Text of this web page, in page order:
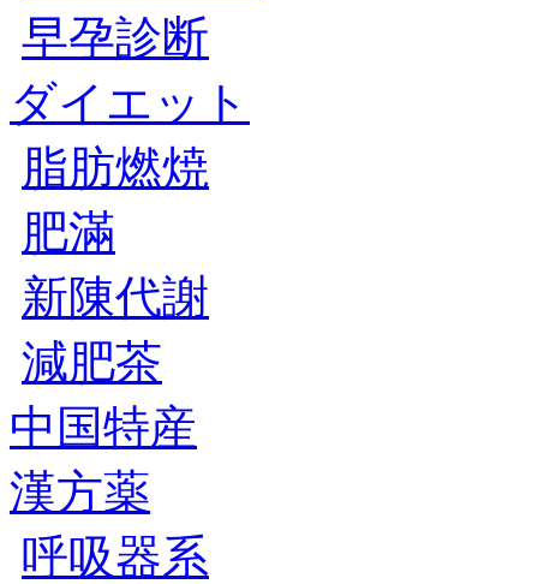
早孕診断
ダイエット
脂肪燃焼
肥滿
新陳代謝
減肥茶
中国特産
漢方薬
呼吸器系